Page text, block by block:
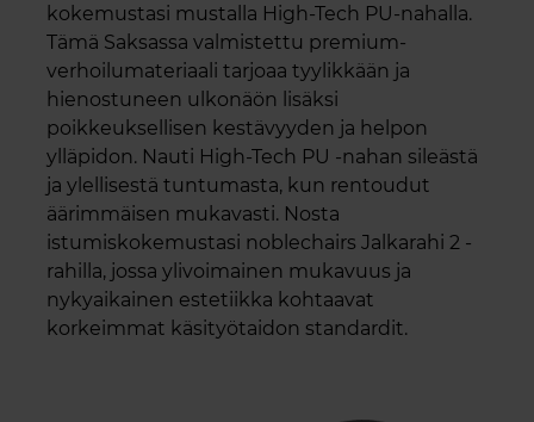
kokemustasi mustalla High-Tech PU-nahalla.
Tämä Saksassa valmistettu premium-
verhoilumateriaali tarjoaa tyylikkään ja
hienostuneen ulkonäön lisäksi
poikkeuksellisen kestävyyden ja helpon
ylläpidon. Nauti High-Tech PU -nahan sileästä
ja ylellisestä tuntumasta, kun rentoudut
äärimmäisen mukavasti. Nosta
istumiskokemustasi noblechairs Jalkarahi 2 -
rahilla, jossa ylivoimainen mukavuus ja
nykyaikainen estetiikka kohtaavat
korkeimmat käsityötaidon standardit.